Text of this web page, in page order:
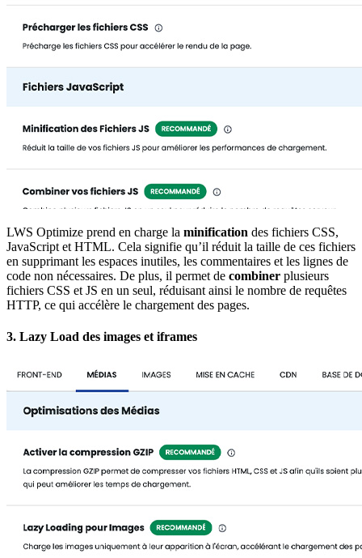
LWS Optimize prend en charge la minification des fichiers CSS,
JavaScript et HTML. Cela signifie qu’il réduit la taille de ces fichiers
en supprimant les espaces inutiles, les commentaires et les lignes de
code non nécessaires. De plus, il permet de combiner plusieurs
fichiers CSS et JS en un seul, réduisant ainsi le nombre de requêtes
HTTP, ce qui accélère le chargement des pages.
3. Lazy Load des images et iframes